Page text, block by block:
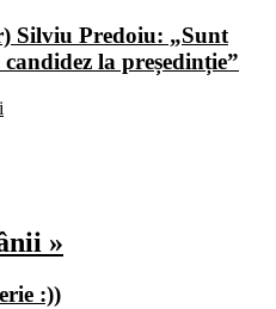
Silviu Predoiu: „Sunt
la președinție”
»
:))